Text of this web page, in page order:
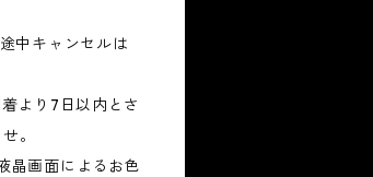
中キャンセルは
より7日以内とさ
。
晶画面によるお色